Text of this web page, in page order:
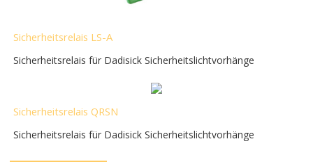
Sicherheitsrelais LS-A
Sicherheitsrelais für Dadisick Sicherheitslichtvorhänge
Sicherheitsrelais QRSN
Sicherheitsrelais für Dadisick Sicherheitslichtvorhänge